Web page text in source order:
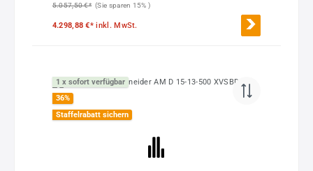
5.057,50 €* (Sie sparen 15% )
4.298,88 €*inkl. MwSt.
1 x sofort verfügbar
36%
Staffelrabatt sichern